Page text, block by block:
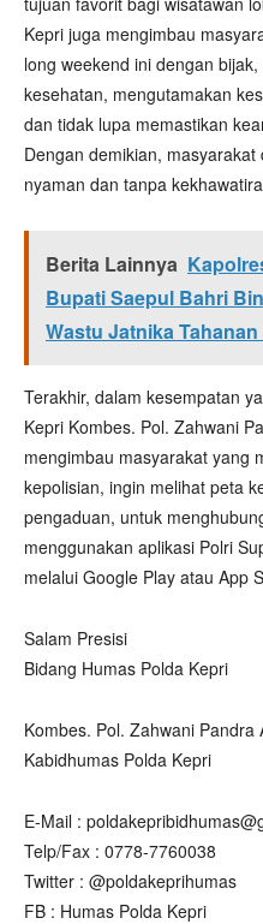
Kepri juga mengimbau
long weekend ini dengan
kesehatan, mengutamakan
dan tidak lupa memastikan
Dengan demikian,
nyaman dan tanpa
Berita Lainnya
Bupati Saepul Bahri
Wastu Jatnika
Terakhir, dalam kesempatan
Kepri Kombes. Pol. Zahwani
mengimbau masyarakat yang
kepolisian, ingin melihat peta
pengaduan, untuk
menggunakan aplikasi Polri
melalui Google Play atau App
Salam Presisi
Bidang Humas Polda Kepri
Kombes. Pol. Zahwani Pandra
Kabidhumas Polda Kepri
E-Mail :
Telp/Fax : 0778-7760038
Twitter : @poldakeprihumas
FB : Humas Polda Kepri